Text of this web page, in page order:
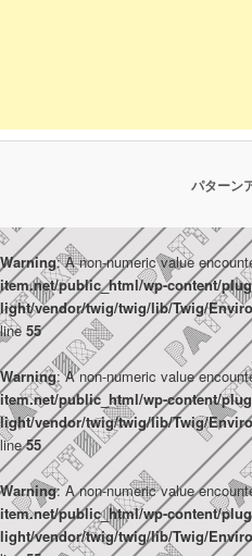
パターン
Warning: A non-numeric value
item.net/public_html/wp-content/
light/vendor/twig/twig/lib/Twig/
line 55
Warning: A non-numeric value
item.net/public_html/wp-content/
light/vendor/twig/twig/lib/Twig/
line55
Warning: A non-numeric value
item.net/public_html/wp-content/
light/vendor/twig/twig/lib/Twig/